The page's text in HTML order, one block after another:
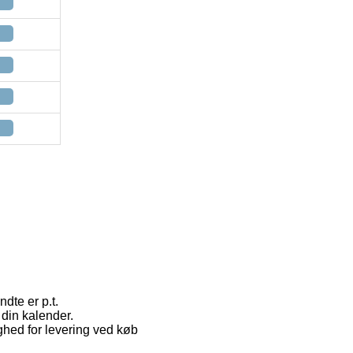
er p.t.
kalender.
for levering ved køb